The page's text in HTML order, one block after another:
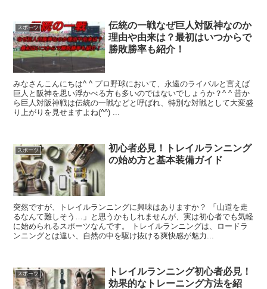
スポーツ
伝統の一戦なぜ巨人対阪神なのか
理由や由来は？最初はいつからで
勝敗勝率も紹介！
みなさんこんにちは^ ^ プロ野球において、永遠のライバルと言えば
巨人と阪神を思い浮かべる方も多いのではないでしょうか？^ ^ 昔か
ら巨人対阪神戦は伝統の一戦などと呼ばれ、特別な対戦として大変盛
り上がりを見せますよね(^^) ...
スポーツ
初心者必見！トレイルランニング
の始め方と基本装備ガイド
突然ですが、トレイルランニングに興味はありますか？ 「山道を走
るなんて難しそう…」と思うかもしれませんが、実は初心者でも気軽
に始められるスポーツなんです。 トレイルランニングは、ロードラ
ンニングとは違い、自然の中を駆け抜ける爽快感が魅力...
スポーツ
トレイルランニング初心者必見！
効果的なトレーニング方法を紹